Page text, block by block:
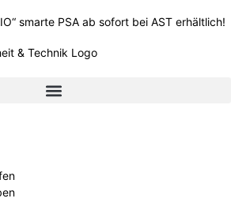
smarte PSA ab sofort bei AST erhältlich!